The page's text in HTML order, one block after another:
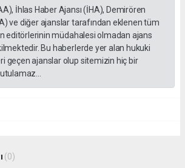
İhlas Haber Ajansı (İHA), Demirören
ve diğer ajanslar tarafından eklenen tüm
editörlerinin müdahalesi olmadan ajans
Bu haberlerde yer alan hukuki
geçen ajanslar olup sitemizin hiç bir
(0)